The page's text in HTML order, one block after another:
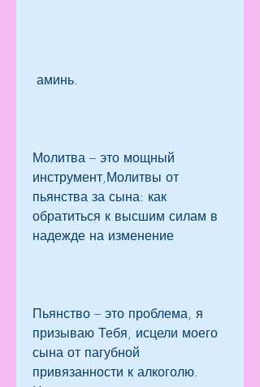
аминь.
Молитва – это мощный
инструмент,Молитвы от
пьянства за сына: как
обратиться к высшим силам в
надежде на изменение
Пьянство – это проблема, я
призываю Тебя, исцели моего
сына от пагубной
привязанности к алкоголю.